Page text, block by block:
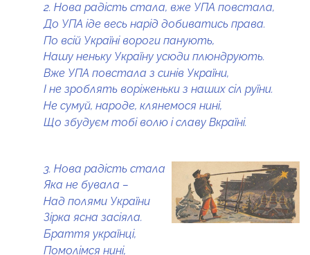
2. Нова радість стала, вже УПА повстала,
До УПА іде весь нарід добиватись права.
По всій Україні вороги панують,
Нашу неньку Україну усюди плюндрують.
Вже УПА повстала з синів України,
І не зроблять воріженьки з наших сіл руїни.
Не сумуй, народе, клянемося нині,
Що збудуєм тобі волю і славу Вкраїні.
3. Нова радість стала
Яка не бувала –
Над полями України
Зірка ясна засіяла.
Браття українці,
Помолімся нині,